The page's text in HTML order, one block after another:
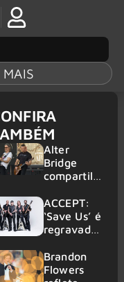
Alter
Bridge
compartilh
vivo de
“Fortress”
gravada
am Ring
2026
ACCEPT:
‘Save Us’ é
regravada
membros
do GHOST
Brandon
Flowers